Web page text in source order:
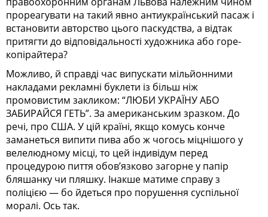
прореагувати на такий явно антиукраїнський пасаж і
встановити авторство цього паскудства, а відтак
притягти до відповідальності художника або горе-
копірайтера?
Можливо, й справді час випускати мільйонними
накладами рекламні буклети із більш ніж
промовистим закликом: “ЛЮБИ УКРАЇНУ АБО
ЗАБИРАЙСЯ ГЕТЬ”. За американським зразком. До
речі, про США. У цій країні, якщо комусь конче
заманеться випити пива або ж чогось міцнішого у
велелюдному місці, то цей індивідум перед
процедурою пиття обов’язково загорне у папір
бляшанку чи пляшку. Інакше матиме справу з
поліцією — бо йдеться про порушення суспільної
моралі. Ось так.